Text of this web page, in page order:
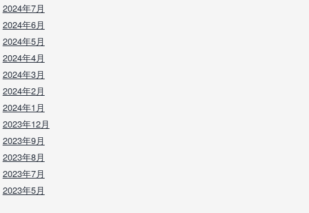
2024年7月
2024年6月
2024年5月
2024年4月
2024年3月
2024年2月
2024年1月
2023年12月
2023年9月
2023年8月
2023年7月
2023年5月